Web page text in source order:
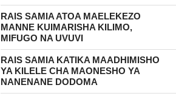
RAIS SAMIA ATOA MAELEKEZO
MANNE KUIMARISHA KILIMO,
MIFUGO NA UVUVI
RAIS SAMIA KATIKA MAADHIMISHO
YA KILELE CHA MAONESHO YA
NANENANE DODOMA